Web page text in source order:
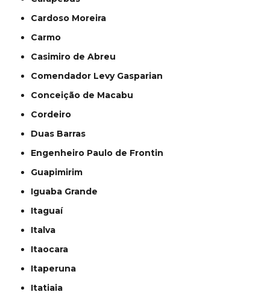
Cardoso Moreira
Carmo
Casimiro de Abreu
Comendador Levy Gasparian
Conceição de Macabu
Cordeiro
Duas Barras
Engenheiro Paulo de Frontin
Guapimirim
Iguaba Grande
Itaguaí
Italva
Itaocara
Itaperuna
Itatiaia